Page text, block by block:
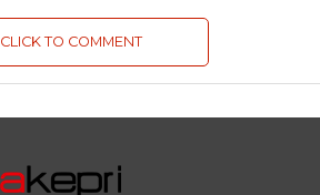
CLICK TO COMMENT